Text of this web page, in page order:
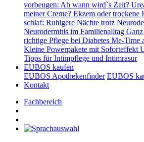
vorbeugen: Ab wann wird`s Zeit?
meiner Creme? Ekzem oder trockene
schlaf: Ruhigere Nächte trotz
Neurodermitis im Familienalltag
richtige Pflege bei Diabetes Me-Time
Kleine Powerpakete mit Soforteffekt
Tipps für Intimpflege und Intimrasur
EUBOS kaufen
EUBOS Apothekenfinder EUBOS
Kontakt
Fachbereich